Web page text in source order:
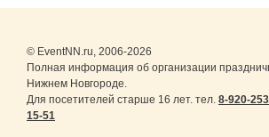
© EventNN.ru, 2006-2026
Полная информация об организации
Нижнем Новгороде.
Для посетителей старше 16 лет. тел. 8-920-
15-51